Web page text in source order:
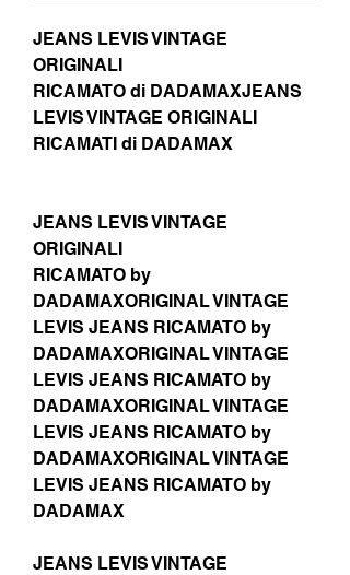
JEANS LEVIS VINTAGE
ORIGINALI
RICAMATO di DADAMAXJEANS
LEVIS VINTAGE ORIGINALI
RICAMATI di DADAMAX
JEANS LEVIS VINTAGE
ORIGINALI
RICAMATO by
DADAMAXORIGINAL VINTAGE
LEVIS JEANS RICAMATO by
DADAMAXORIGINAL VINTAGE
LEVIS JEANS RICAMATO by
DADAMAXORIGINAL VINTAGE
LEVIS JEANS RICAMATO by
DADAMAXORIGINAL VINTAGE
LEVIS JEANS RICAMATO by
DADAMAX
JEANS LEVIS VINTAGE